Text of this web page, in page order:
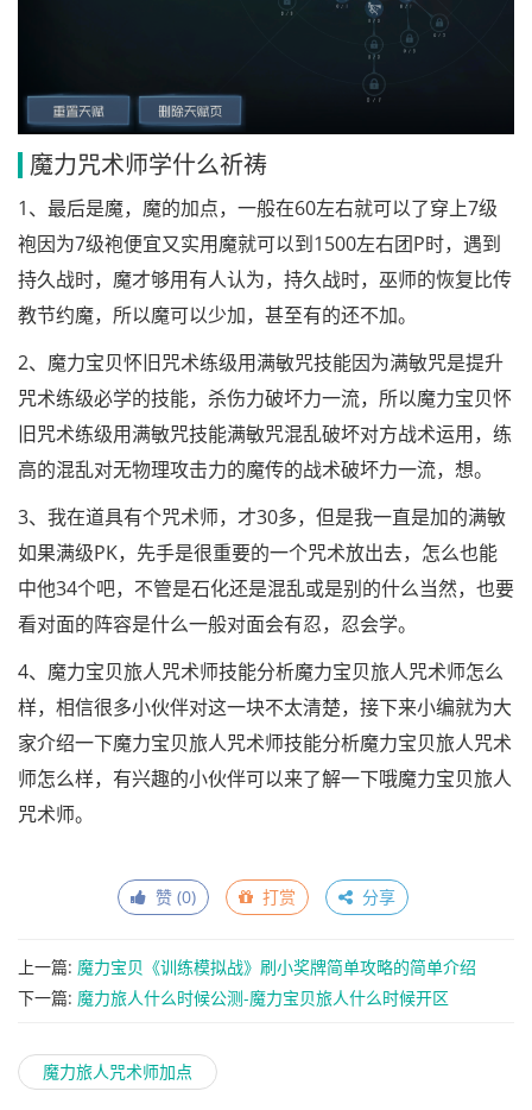
魔力咒术师学什么祈祷
1、最后是魔，魔的加点，一般在60左右就可以了穿上7级
袍因为7级袍便宜又实用魔就可以到1500左右团P时，遇到
持久战时，魔才够用有人认为，持久战时，巫师的恢复比传
教节约魔，所以魔可以少加，甚至有的还不加。
2、魔力宝贝怀旧咒术练级用满敏咒技能因为满敏咒是提升
咒术练级必学的技能，杀伤力破坏力一流，所以魔力宝贝怀
旧咒术练级用满敏咒技能满敏咒混乱破坏对方战术运用，练
高的混乱对无物理攻击力的魔传的战术破坏力一流，想。
3、我在道具有个咒术师，才30多，但是我一直是加的满敏
如果满级PK，先手是很重要的一个咒术放出去，怎么也能
中他34个吧，不管是石化还是混乱或是别的什么当然，也要
看对面的阵容是什么一般对面会有忍，忍会学。
4、魔力宝贝旅人咒术师技能分析魔力宝贝旅人咒术师怎么
样，相信很多小伙伴对这一块不太清楚，接下来小编就为大
家介绍一下魔力宝贝旅人咒术师技能分析魔力宝贝旅人咒术
师怎么样，有兴趣的小伙伴可以来了解一下哦魔力宝贝旅人
咒术师。
赞 (0) 打赏 分享
上一篇: 魔力宝贝《训练模拟战》刷小奖牌简单攻略的简单介绍
下一篇: 魔力旅人什么时候公测-魔力宝贝旅人什么时候开区
魔力旅人咒术师加点